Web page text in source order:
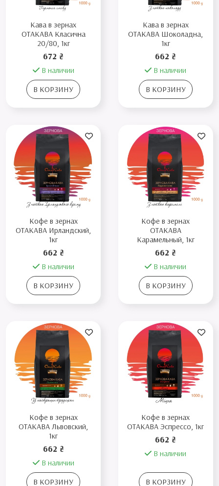
Кава в зернах
ОТАКАВА Класична
20/80, 1кг
672 ₴
В наличии
В КОРЗИНУ
Кава в зернах
ОТАКАВА Шоколадна,
1кг
662 ₴
В наличии
В КОРЗИНУ
Кофе в зернах
ОТАКАВА Ирландский,
1кг
662 ₴
В наличии
В КОРЗИНУ
Кофе в зернах
ОТАКАВА
Карамельный, 1кг
662 ₴
В наличии
В КОРЗИНУ
Кофе в зернах
ОТАКАВА Львовский,
1кг
662 ₴
В наличии
В КОРЗИНУ
Кофе в зернах
ОТАКАВА Эспрессо, 1кг
662 ₴
В наличии
В КОРЗИНУ